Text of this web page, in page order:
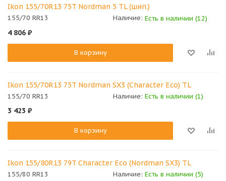
Ikon 155/70R13 75T Nordman 5 TL (шип.)
155/70 RR13 Наличие: Есть в наличии (12)
4 806 ₽
В корзину
Ikon 155/70R13 75T Nordman SX3 (Character Eco) TL
155/70 RR13 Наличие: Есть в наличии (1)
3 423 ₽
В корзину
Ikon 155/80R13 79T Character Eco (Nordman SX3) TL
155/80 RR13 Наличие: Есть в наличии (5)